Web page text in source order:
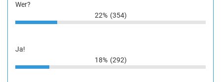
Wer?
22% (354)
Ja!
18% (292)